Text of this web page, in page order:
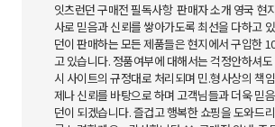
잇츠런던 구매전 필독사항 판매자 소개 영국 현
사로 믿음과 신뢰를 쌓아가도록 최선을 다하고
던이 판매하는 모든 제품들은 현지에서 구입한
고 있습니다. 정품여부에 대해서는 걱정안하셔
시 사이트의 규정대로 처리되며 민.형사상의 책
제나 신뢰를 바탕으로 하며 고객님들과 더욱 믿
던이 되겠습니다. 즐겁고 행복한 쇼핑을 도와드